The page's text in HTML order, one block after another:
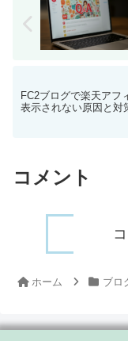
FC2ブログで楽天アフ
表示されない原因と対
コメント
ホーム ブロ